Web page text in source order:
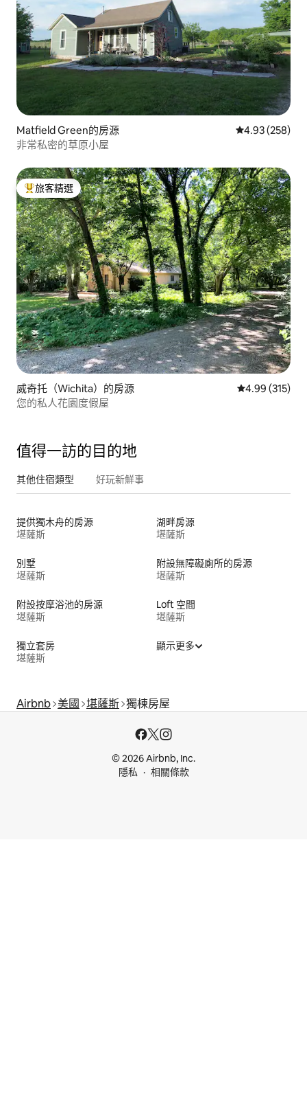
Matfield Green的房源 從 258 則評價
4.93 (258)
非常私密的草原小屋
旅客精選榜首
旅客精選
威奇托（Wichita）的房源 從 315 則評價
4.99 (315)
您的私人花園度假屋
值得一訪的目的地
其他住宿類型 好玩新鮮事
提供獨木舟的房源
堪薩斯
湖畔房源
堪薩斯
別墅
堪薩斯
附設無障礙廁所的房源
堪薩斯
附設按摩浴池的房源
堪薩斯
Loft 空間
堪薩斯
獨立套房
堪薩斯
顯示更多
Airbnb 美國 堪薩斯 獨棟房屋
© 2026 Airbnb, Inc.
隱私
相關條款